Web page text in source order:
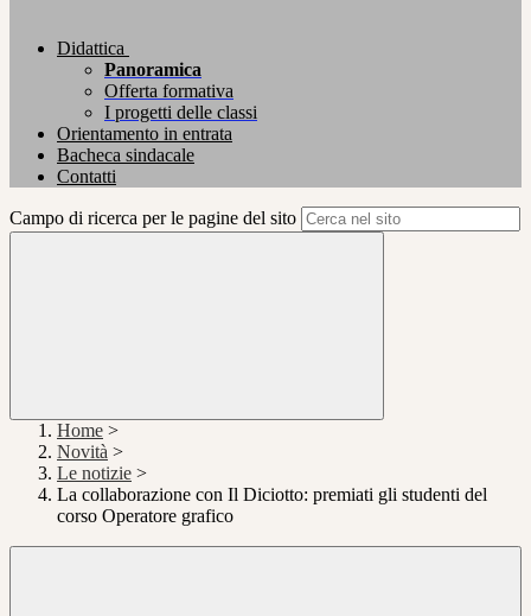
Didattica
Panoramica
Offerta formativa
I progetti delle classi
Orientamento in entrata
Bacheca sindacale
Contatti
Campo di ricerca per le pagine del sito
Home >
Novità >
Le notizie >
La collaborazione con Il Diciotto: premiati gli studenti del
corso Operatore grafico